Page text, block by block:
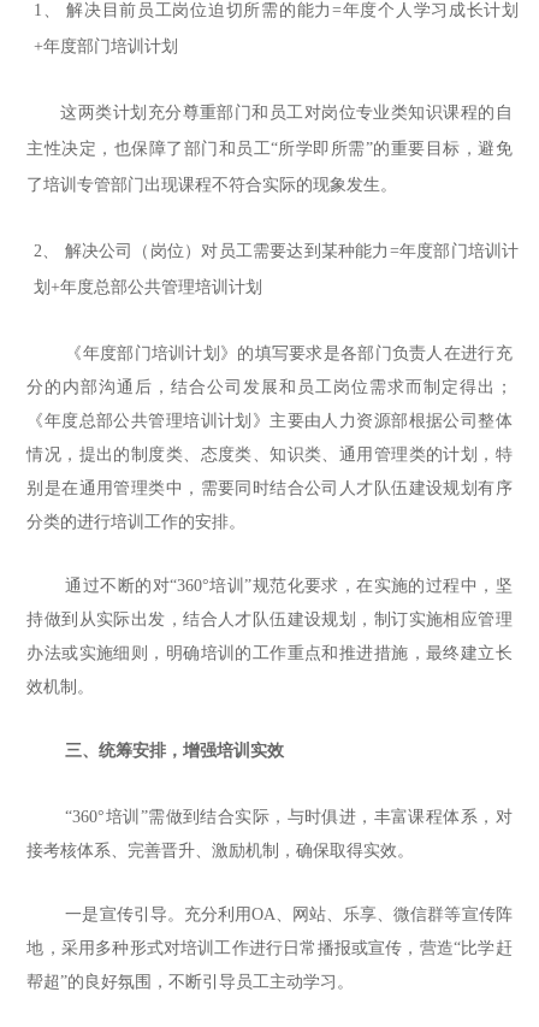
1、解决目前员工岗位迫切所需的能力 =年度个人学习成长计划
+年度部门培训计划
这两类计划充分尊重部门和员工对岗位专业类知识课程的自
主性决定，也保障了部门和员工“所学即所需”的重要目标，避免
了培训专管部门出现课程不符合实际的现象发生。
2、 解决公司（岗位）对员工需要达到某种能力 =年度部门培训计
划+年度总部公共管理培训计划
《年度部门培训计划》的填写要求是各部门负责人在进行充
分的内部沟通后，结合公司发展和员工岗位需求而制定得出；
《年度总部公共管理培训计划》主要由人力资源部根据公司整体
情况，提出的制度类、态度类、知识类、通用管理类的计划，特
别是在通用管理类中，需要同时结合公司人才队伍建设规划有序
分类的进行培训工作的安排。
通过不断的对“360°培训”规范化要求，在实施的过程中，坚
持做到从实际出发，结合人才队伍建设规划，制订实施相应管理
办法或实施细则，明确培训的工作重点和推进措施，最终建立长
效机制。
三、统筹安排，增强培训实效
“360°培训 ”需做到结合实际，与时俱进，丰富课程体系，对
接考核体系、完善晋升、激励机制，确保取得实效。
一是宣传引导。充分利用OA、网站、乐享、微信群等宣传阵
地，采用多种形式对培训工作进行日常播报或宣传，营造“比学赶
帮超”的良好氛围，不断引导员工主动学习。